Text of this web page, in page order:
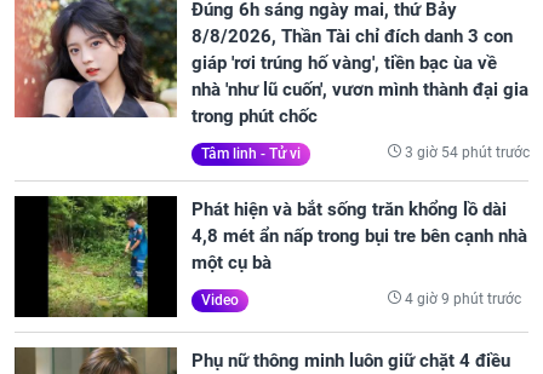
Đúng 6h sáng ngày mai, thứ Bảy
8/8/2026, Thần Tài chỉ đích danh 3 con
giáp 'rơi trúng hố vàng', tiền bạc ùa về
nhà 'như lũ cuốn', vươn mình thành đại gia
trong phút chốc
Tâm linh - Tử vi 3 giờ 54 phút trước
Phát hiện và bắt sống trăn khổng lồ dài
4,8 mét ẩn nấp trong bụi tre bên cạnh nhà
một cụ bà
Video 4 giờ 9 phút trước
Phụ nữ thông minh luôn giữ chặt 4 điều